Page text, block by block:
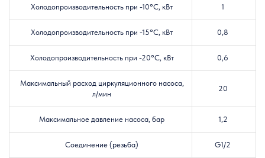
Холодопроизводительность при -10°C, кВт 1
Холодопроизводительность при -15°C, кВт 0,8
Холодопроизводительность при -20°C, кВт 0,6
Максимальный расход циркуляционного насоса,
л/мин
20
Максимальное давление насоса, бар 1,2
Соединение (резьба) G1/2